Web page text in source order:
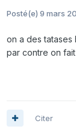
Posté(e) 9 mars
on a des tatases
par contre on
Citer